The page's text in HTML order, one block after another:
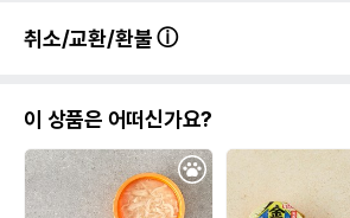
취소/교환/환불
이 상품은 어떠신가요?